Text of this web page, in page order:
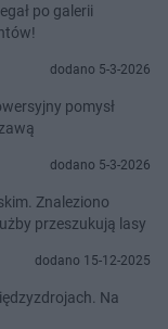
po galerii
dodano 5-3-2026
pomysł
dodano 5-3-2026
Znaleziono
przeszukują lasy
dodano 15-12-2025
Na